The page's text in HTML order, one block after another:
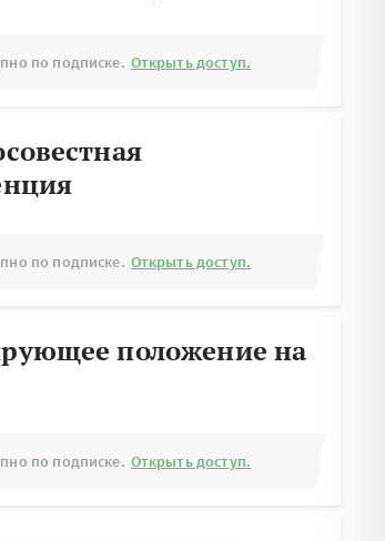
по подписке. Открыть доступ.
по подписке. Открыть доступ.
положение на
по подписке. Открыть доступ.